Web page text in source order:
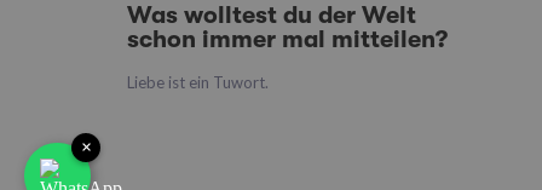
Was wolltest du der Welt
schon immer mal mitteilen?
Liebe ist ein Tuwort.
×